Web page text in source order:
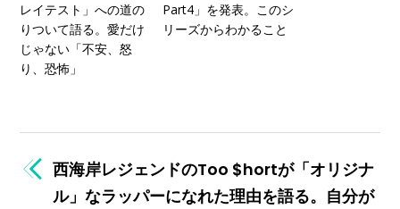
レイテスト」への道の
りついて語る。愛だけ
じゃない「不安、怒
り、恐怖」
Part4」を発表。このシ
リーズからわかること
西海岸レジェンドのToo $hortが「オリジナ
ル」なラッパーになれた理由を語る。自分が